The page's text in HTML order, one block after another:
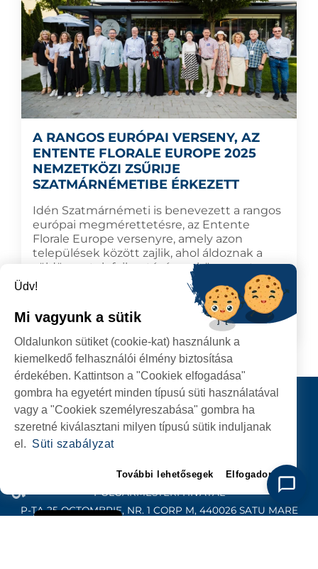
A RANGOS EURÓPAI VERSENY, AZ
ENTENTE FLORALE EUROPE 2025
NEMZETKÖZI ZSŰRIJE
SZATMÁRNÉMETIBE ÉRKEZETT
Idén Szatmárnémeti is benevezett a rangos
európai megmérettetésre, az Entente
Florale Europe versenyre, amely azon
települések között zajlik, ahol áldoznak a
zöldövezetek fejlesztésére, a környezet
védelmére, és a városrendezés fókuszában
2025.06.27
TOVÁBB
SZATMÁRNÉMETI
POLGÁRMESTERI HIVATAL
P-ȚA 25 OCTOMBRIE, NR. 1 CORP M, 440026 SATU MARE
Kapcsolat
KÖVESSENEK
Üdv!
Mi vagyunk a sütik
Oldalunkon sütiket (cookie-kat) használunk a
kiemelkedő felhasználói élmény biztosítása
érdekében. Kattintson a "Cookiek elfogadása"
gombra ha egyetért minden típusú süti használatával
vagy a "Cookiek személyreszabása" gombra ha
szeretné kiválasztani milyen típusú sütik induljanak
el. Süti szabályzat
További lehetősegek Elfogadom